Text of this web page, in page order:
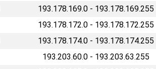
193.178.169.0 - 193.178.169.255
193.178.172.0 - 193.178.172.255
193.178.174.0 - 193.178.174.255
193.203.60.0 - 193.203.63.255